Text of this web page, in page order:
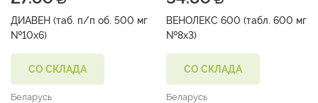
ДИАВЕН (таб. п/п об. 500 мг
№10х6)
СО СКЛАДА
Беларусь
ВЕНОЛЕКС 600 (табл. 600 мг
№8х3)
СО СКЛАДА
Беларусь